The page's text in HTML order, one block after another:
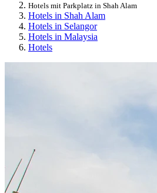
Hotels mit Parkplatz in Shah Alam
Hotels in Shah Alam
Hotels in Selangor
Hotels in Malaysia
Hotels